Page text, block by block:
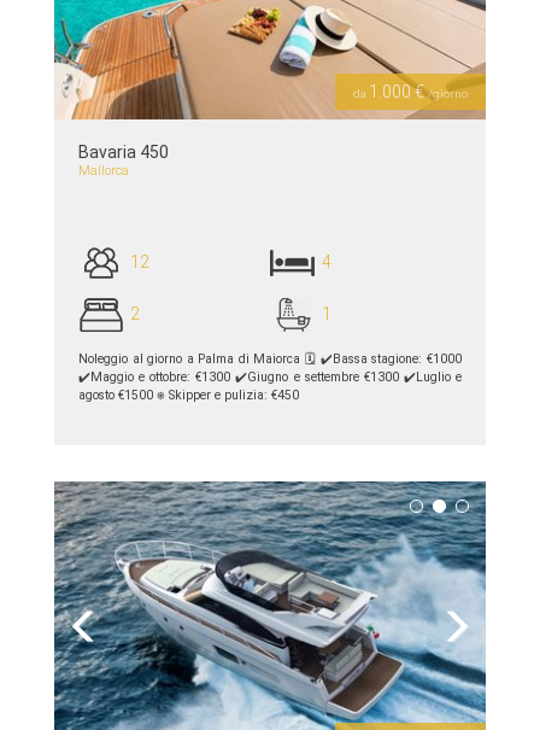
Previous
da 1.000 €/giorno
Bavaria 450
Mallorca
12 4
2 1
Noleggio al giorno a Palma di Maiorca 🗓 ✔︎Bassa stagione: €1000
✔︎Maggio e ottobre: ​​€1300 ✔︎Giugno e settembre €1300 ✔︎Luglio e
agosto €1500 ⎈ Skipper e pulizia: €450
piú dettagli >>
Previous Next